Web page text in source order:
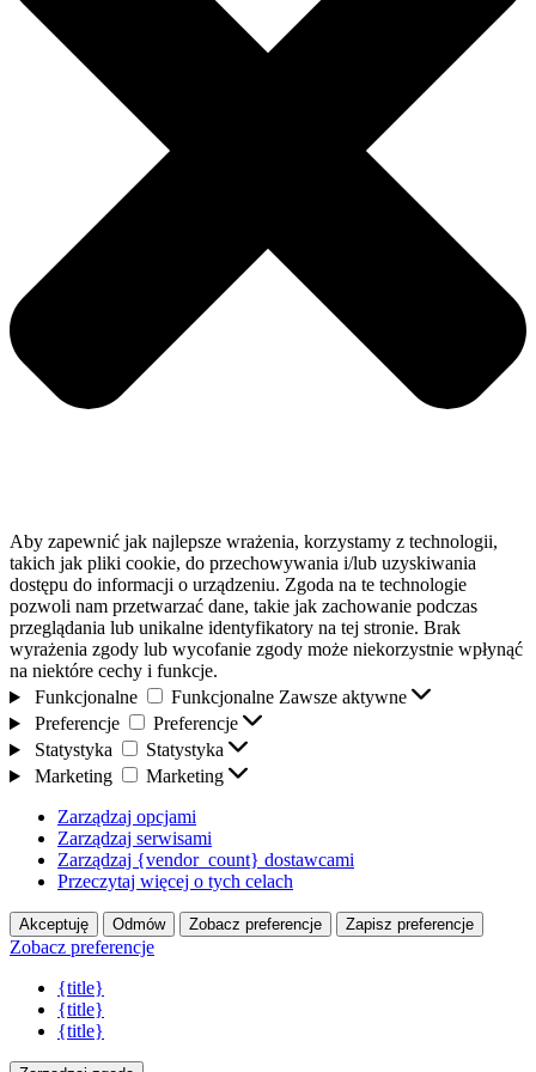
Aby zapewnić jak najlepsze wrażenia, korzystamy z technologii,
takich jak pliki cookie, do przechowywania i/lub uzyskiwania
dostępu do informacji o urządzeniu. Zgoda na te technologie
pozwoli nam przetwarzać dane, takie jak zachowanie podczas
przeglądania lub unikalne identyfikatory na tej stronie. Brak
wyrażenia zgody lub wycofanie zgody może niekorzystnie wpłynąć
na niektóre cechy i funkcje.
Funkcjonalne
Funkcjonalne Zawsze aktywne
Preferencje
Preferencje
Statystyka
Statystyka
Marketing
Marketing
Zarządzaj opcjami
Zarządzaj serwisami
Zarządzaj {vendor_count} dostawcami
Przeczytaj więcej o tych celach
Akceptuję Odmów Zobacz preferencje Zapisz preferencje
Zobacz preferencje
{title}
{title}
{title}